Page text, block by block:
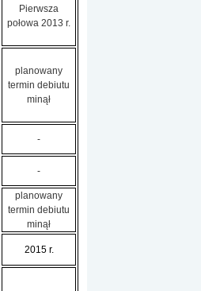
Pierwsza
połowa 2013 r.
planowany
termin debiutu
minął
-
-
planowany
termin debiutu
minął
2015 r.